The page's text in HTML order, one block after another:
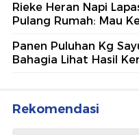
Rieke Heran Napi
Pulang Rumah: Mau
Panen Puluhan Kg
Bahagia Lihat Hasil
Rekomendasi